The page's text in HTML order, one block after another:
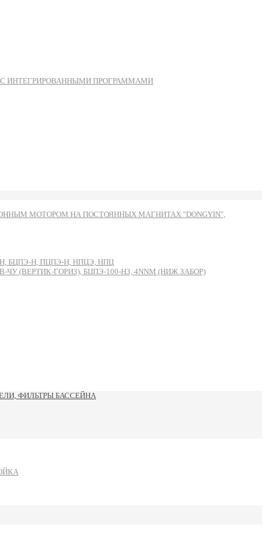
ИНТЕГРИРОВАННЫМИ ПРОГРАММАМИ
МОТОРОМ НА ПОСТОЯННЫХ МАГНИТАХ "DONGYIN",
БЦПЭ-Н, ПЦПЭ-Н, НПЦЭ, НПЦ
(ВЕРТИК-ГОРИЗ), БЦПЭ-100-НЗ, 4NNM (НИЖ ЗАБОР)
ФИЛЬТРЫ БАССЕЙНА